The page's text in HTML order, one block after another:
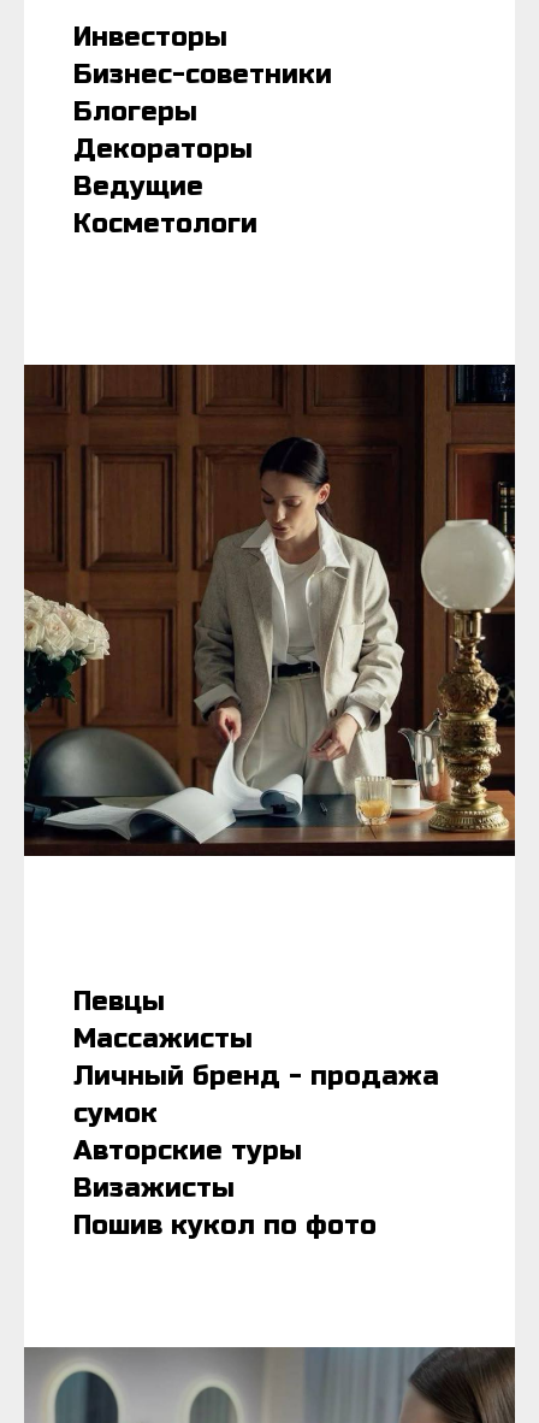
Инвесторы
Бизнес-советники
Блогеры
Декораторы
Ведущие
Косметологи
Певцы
Массажисты
Личный бренд - продажа
сумок
Авторские туры
Визажисты
Пошив кукол по фото